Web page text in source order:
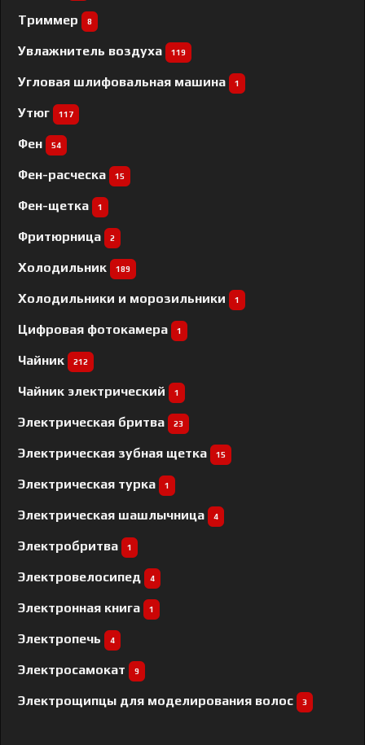
Триммер 8
Увлажнитель воздуха 119
Угловая шлифовальная машина 1
Утюг 117
Фен 54
Фен-расческа 15
Фен-щетка 1
Фритюрница 2
Холодильник 189
Холодильники и морозильники 1
Цифровая фотокамера 1
Чайник 212
Чайник электрический 1
Электрическая бритва 23
Электрическая зубная щетка 15
Электрическая турка 1
Электрическая шашлычница 4
Электробритва 1
Электровелосипед 4
Электронная книга 1
Электропечь 4
Электросамокат 9
Электрощипцы для моделирования волос 3